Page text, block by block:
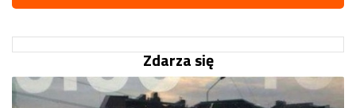
Zdarza się